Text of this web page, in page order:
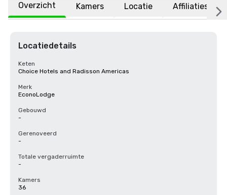
Overzicht Kamers Locatie Affiliaties
Locatiedetails
Keten
Choice Hotels and Radisson Americas
Merk
EconoLodge
Gebouwd
-
Gerenoveerd
-
Totale vergaderruimte
-
Kamers
36